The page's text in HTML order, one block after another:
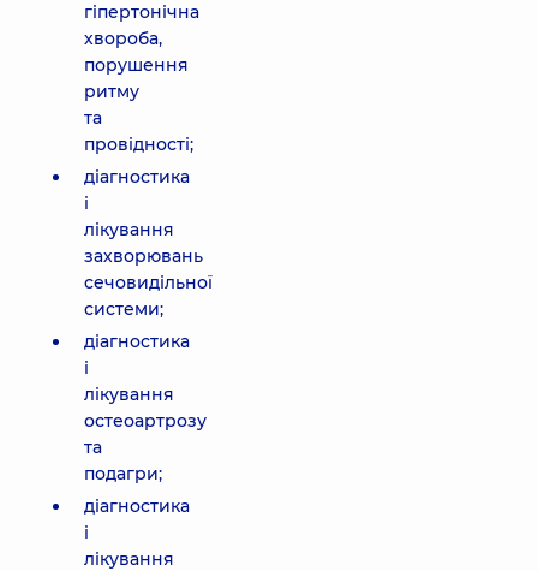
гіпертонічна
хвороба,
порушення
ритму
та
провідності;
діагностика
і
лікування
захворювань
сечовидільної
системи;
діагностика
і
лікування
остеоартрозу
та
подагри;
діагностика
і
лікування